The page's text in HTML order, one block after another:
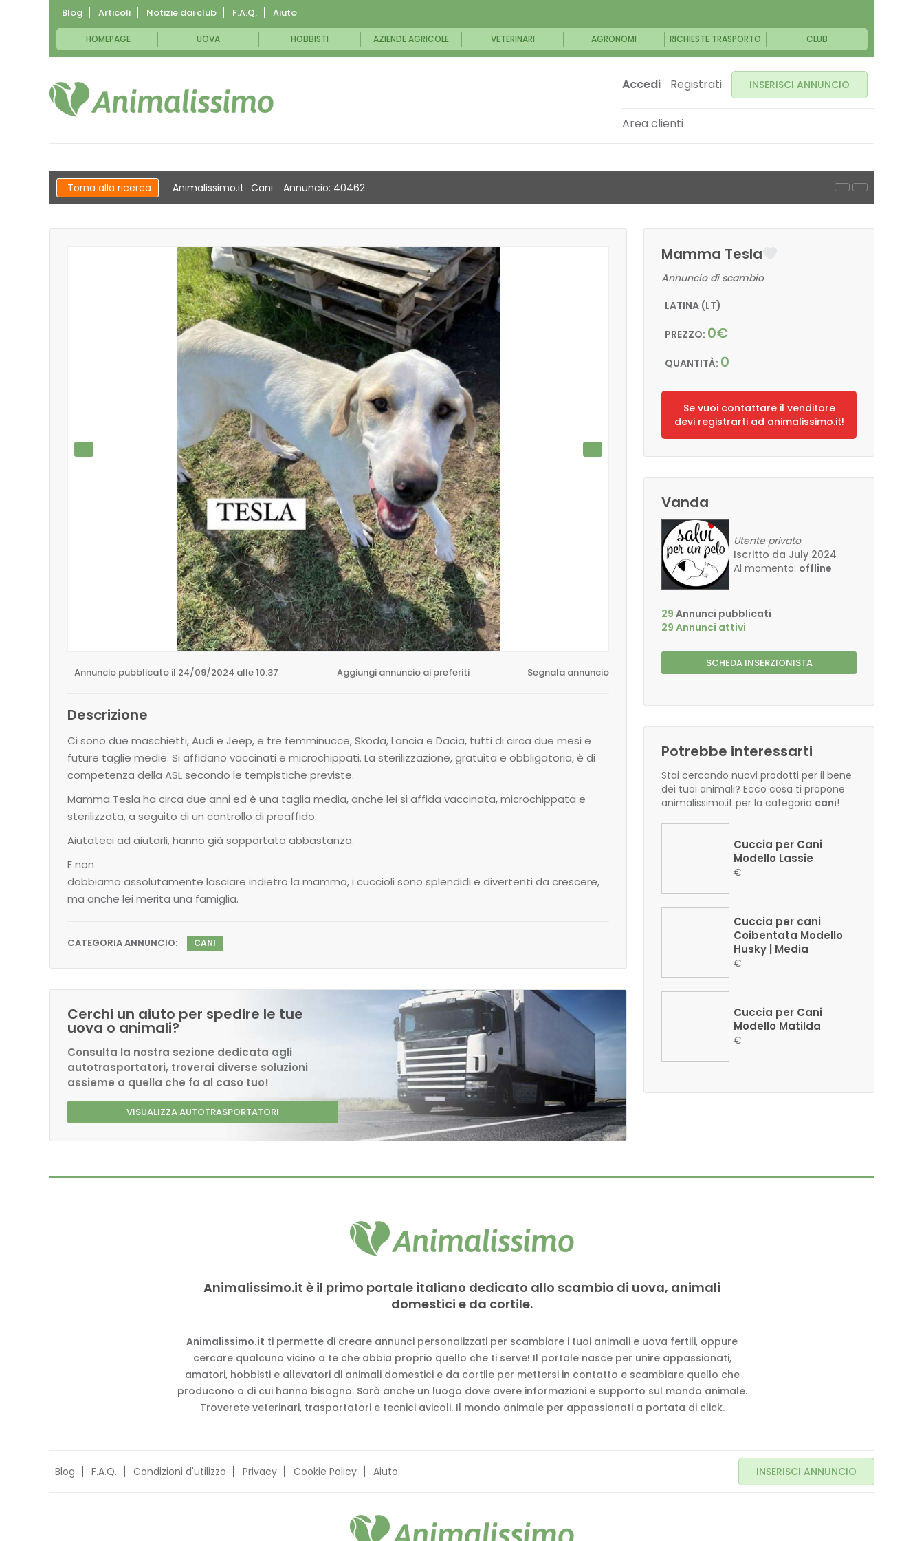
Blog Articoli Notizie dai club F.A.Q. Aiuto
HOMEPAGE UOVA HOBBISTI AZIENDE AGRICOLE VETERINARI AGRONOMI RICHIESTE TRASPORTO CLUB
Accedi Registrati INSERISCI ANNUNCIO
Area clienti
Torna alla ricerca Animalissimo.it Cani Annuncio: 40462
Annuncio pubblicato il 24/09/2024 alle 10:37 Aggiungi annuncio ai preferiti Segnala annuncio
Descrizione
Ci sono due maschietti, Audi e Jeep, e tre femminucce, Skoda, Lancia e Dacia, tutti di circa due mesi e
future taglie medie. Si affidano vaccinati e microchippati. La sterilizzazione, gratuita e obbligatoria, è di
competenza della ASL secondo le tempistiche previste.
Mamma Tesla ha circa due anni ed è una taglia media, anche lei si affida vaccinata, microchippata e
sterilizzata, a seguito di un controllo di preaffido.
Aiutateci ad aiutarli, hanno già sopportato abbastanza.
E non
dobbiamo assolutamente lasciare indietro la mamma, i cuccioli sono splendidi e divertenti da crescere,
ma anche lei merita una famiglia.
CATEGORIA ANNUNCIO: CANI
Cerchi un aiuto per spedire le tue
uova o animali?
Consulta la nostra sezione dedicata agli
autotrasportatori, troverai diverse soluzioni
assieme a quella che fa al caso tuo!
VISUALIZZA AUTOTRASPORTATORI
Mamma Tesla
Annuncio di scambio
LATINA (LT)
PREZZO: 0€
QUANTITÀ: 0
Se vuoi contattare il venditore
devi registrarti ad animalissimo.it!
Vanda
Utente privato
Iscritto da July 2024
Al momento: offline
29 Annunci pubblicati
29 Annunci attivi
SCHEDA INSERZIONISTA
Potrebbe interessarti
Stai cercando nuovi prodotti per il bene
dei tuoi animali? Ecco cosa ti propone
animalissimo.it per la categoria cani!
Cuccia per Cani
Modello Lassie
€
Cuccia per cani
Coibentata Modello
Husky | Media
€
Cuccia per Cani
Modello Matilda
€
Animalissimo.it è il primo portale italiano dedicato allo scambio di uova, animali
domestici e da cortile.
Animalissimo.it ti permette di creare annunci personalizzati per scambiare i tuoi animali e uova fertili, oppure
cercare qualcuno vicino a te che abbia proprio quello che ti serve! Il portale nasce per unire appassionati,
amatori, hobbisti e allevatori di animali domestici e da cortile per mettersi in contatto e scambiare quello che
producono o di cui hanno bisogno. Sarà anche un luogo dove avere informazioni e supporto sul mondo animale.
Troverete veterinari, trasportatori e tecnici avicoli. Il mondo animale per appassionati a portata di click.
Blog F.A.Q. Condizioni d'utilizzo Privacy Cookie Policy Aiuto INSERISCI ANNUNCIO